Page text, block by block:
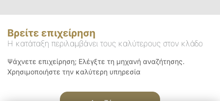
Βρείτε επιχείρηση
Η κατάταξη περιλαμβάνει τους καλύτερους στον κλάδο
Ψάχνετε επιχείρηση; Ελέγξτε τη μηχανή αναζήτησης.
Χρησιμοποιήστε την καλύτερη υπηρεσία